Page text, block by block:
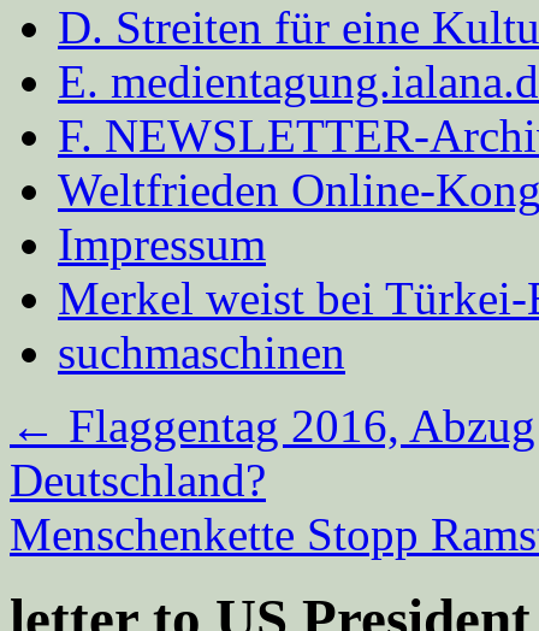
D. Streiten für eine
E.
F. NEWSLETTER-
Weltfrieden Online-
Impressum
Merkel weist bei
suchmaschinen
← Flaggentag 2016,
Deutschland?
Menschenkette Stopp